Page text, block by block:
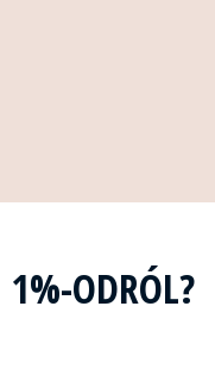
1%-ODRÓL?